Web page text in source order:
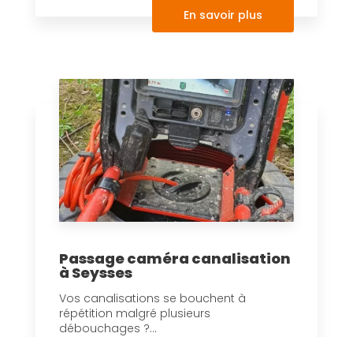
En savoir plus
Passage caméra canalisation
à Seysses
Vos canalisations se bouchent à
répétition malgré plusieurs
débouchages ?...